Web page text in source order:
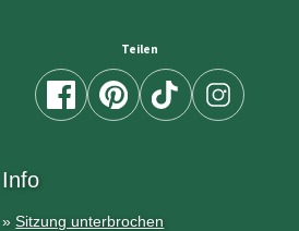
Teilen
Info
»Sitzung unterbrochen